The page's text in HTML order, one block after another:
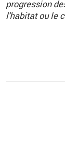
progression
l'habitat ou le